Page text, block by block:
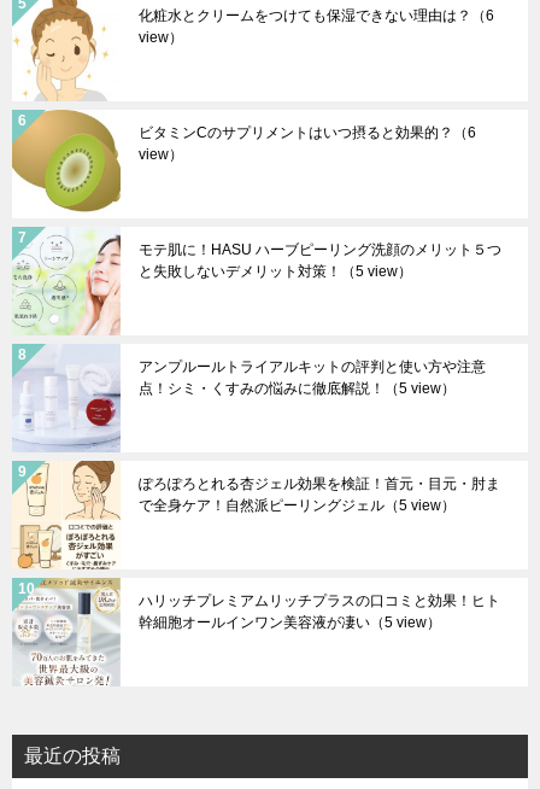
化粧水とクリームをつけても保湿できない理由は？
（6
view）
ビタミンCのサプリメントはいつ摂ると効果的？
（6
view）
モテ肌に！HASU ハーブピーリング洗顔のメリット５つ
と失敗しないデメリット対策！
（5 view）
アンプルールトライアルキットの評判と使い方や注意
点！シミ・くすみの悩みに徹底解説！
（5 view）
ぽろぽろとれる杏ジェル効果を検証！首元・目元・肘ま
で全身ケア！自然派ピーリングジェル （5 view）
ハリッチプレミアムリッチプラスの口コミと効果！ヒト
幹細胞オールインワン美容液が凄い （5 view）
最近の投稿